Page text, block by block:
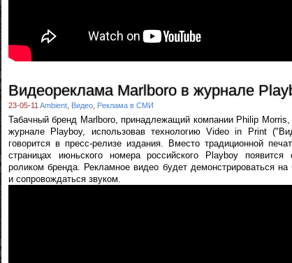
Видеореклама Marlboro в журнале
23-05-11 Ambient Видео Реклама в СМИ
Табачный бренд Marlboro, принадлежащий компании Philip
журнале Playboy, использовав технологию Video in Print
говорится в пресс-релизе издания. Вместо традиционной
страницах июньского номера российского Playboy появится
роликом бренда. Рекламное видео будет демонстрироваться
и сопровождаться звуком.